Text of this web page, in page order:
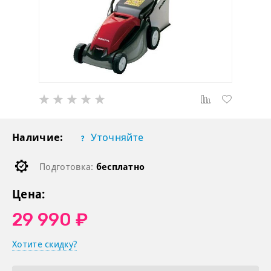
Наличие: Уточняйте
Подготовка: бесплатно
Цена:
29 990 ₽
Хотите скидку?